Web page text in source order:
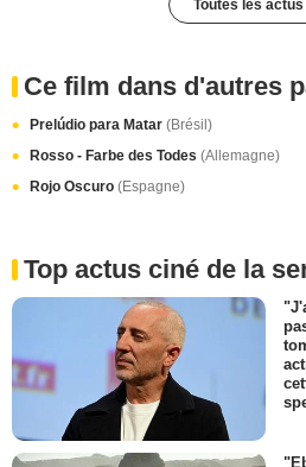
Toutes les actus
Ce film dans d'autres
Prelúdio para Matar (Brésil)
Rosso - Farbe des Todes (Allemagne)
Rojo Oscuro (Espagne)
Top actus ciné de la